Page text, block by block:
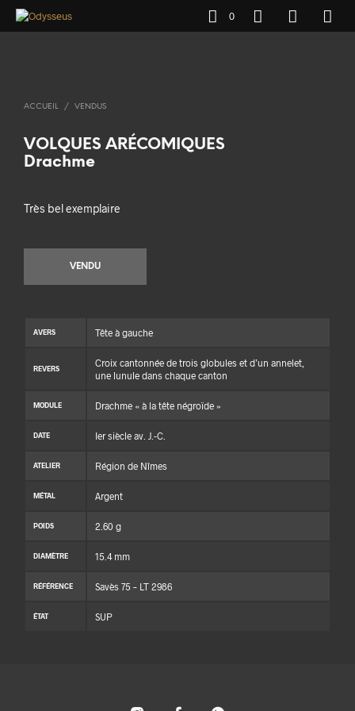
0
ACCUEIL / VENDUS
VOLQUES ARÉCOMIQUES
Drachme
Très bel exemplaire
VENDU
AVERS Tête à gauche
REVERS
Croix cantonnée de trois globules et d’un annelet,
une lunule dans chaque canton
MODULE Drachme « à la tête négroïde »
DATE Ier siècle av. J.-C.
ATELIER Région de Nîmes
MÉTAL Argent
POIDS 2.60 g
DIAMÈTRE 15.4 mm
RÉFÉRENCE Savès 75 – LT 2986
ÉTAT SUP